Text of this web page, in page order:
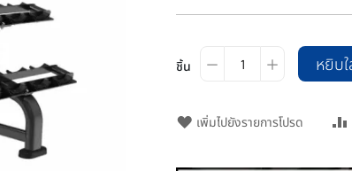
ชิ้น หยิบ
เพิ่มไปยังรายการโปรด